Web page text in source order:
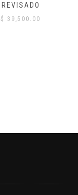
REVISADO
$ 39,500.00